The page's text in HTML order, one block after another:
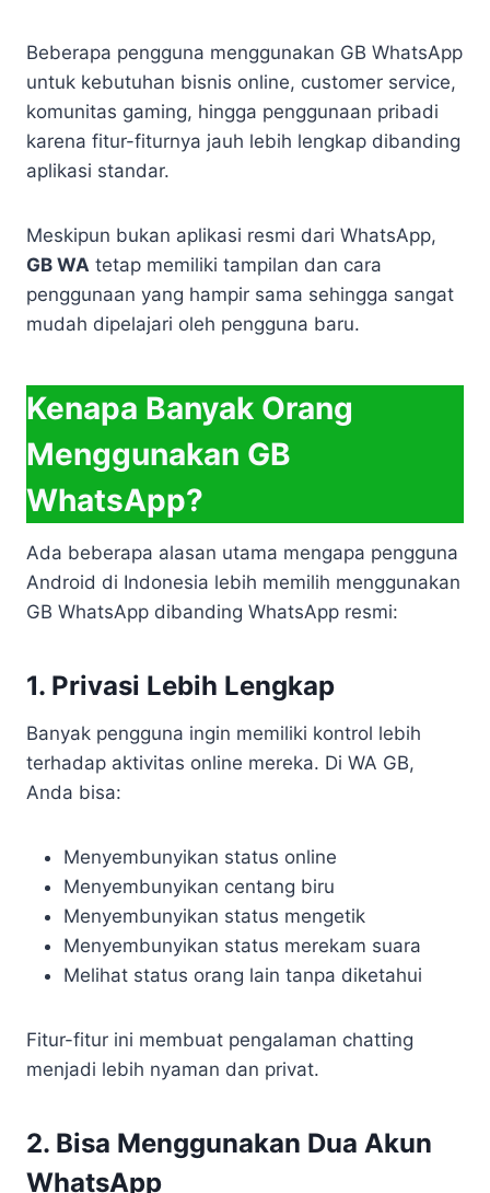
Beberapa pengguna menggunakan GB WhatsApp
untuk kebutuhan bisnis online, customer service,
komunitas gaming, hingga penggunaan pribadi
karena fitur-fiturnya jauh lebih lengkap dibanding
aplikasi standar.
Meskipun bukan aplikasi resmi dari WhatsApp,
GB WA tetap memiliki tampilan dan cara
penggunaan yang hampir sama sehingga sangat
mudah dipelajari oleh pengguna baru.
Kenapa Banyak Orang
Menggunakan GB
WhatsApp?
Ada beberapa alasan utama mengapa pengguna
Android di Indonesia lebih memilih menggunakan
GB WhatsApp dibanding WhatsApp resmi:
1. Privasi Lebih Lengkap
Banyak pengguna ingin memiliki kontrol lebih
terhadap aktivitas online mereka. Di WA GB,
Anda bisa:
Menyembunyikan status online
Menyembunyikan centang biru
Menyembunyikan status mengetik
Menyembunyikan status merekam suara
Melihat status orang lain tanpa diketahui
Fitur-fitur ini membuat pengalaman chatting
menjadi lebih nyaman dan privat.
2. Bisa Menggunakan Dua Akun
WhatsApp